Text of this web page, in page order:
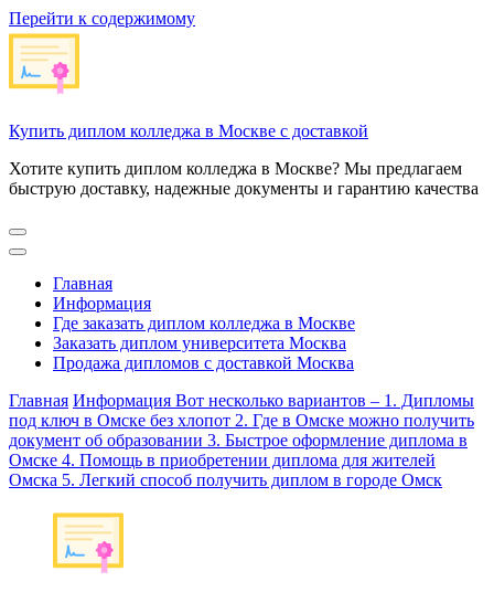
Перейти к содержимому
Купить диплом колледжа в Москве с доставкой
Хотите купить диплом колледжа в Москве? Мы предлагаем
быструю доставку, надежные документы и гарантию качества
Главная
Информация
Где заказать диплом колледжа в Москве
Заказать диплом университета Москва
Продажа дипломов с доставкой Москва
Главная Информация Вот несколько вариантов – 1. Дипломы
под ключ в Омске без хлопот 2. Где в Омске можно получить
документ об образовании 3. Быстрое оформление диплома в
Омске 4. Помощь в приобретении диплома для жителей
Омска 5. Легкий способ получить диплом в городе Омск